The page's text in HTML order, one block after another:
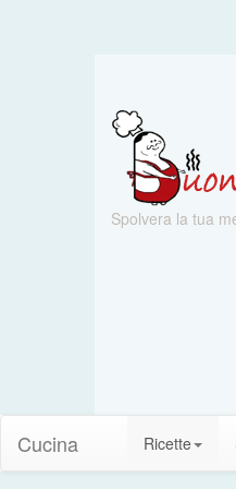
Spolvera la tua
Cucina Ricette